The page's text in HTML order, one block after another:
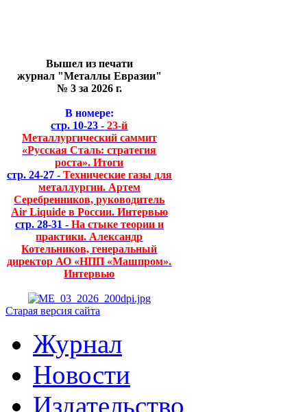
Вышел из печати
журнал "Металлы Евразии"
№ 3 за 2026 г.
В номере:
стр. 10-23 - 23-й
Металлургический саммит
«Русская Сталь: стратегия
роста». Итоги
стр. 24-27 - Технические газы для
металлургии. Артем
Серебренников, руководитель
Air Liquide в России. Интервью
стр. 28-31 - На стыке теории и
практики. Александр
Котельников, генеральный
директор АО «НПП «Машпром».
Интервью
Старая версия сайта
Журнал
Новости
Издательство